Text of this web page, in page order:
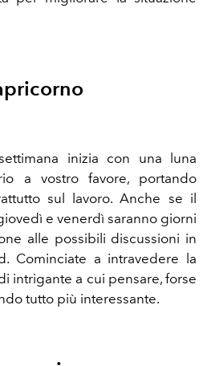
inizia con una luna
a vostro favore, portando
sul lavoro. Anche se il
e venerdì saranno giorni
alle possibili discussioni in
Cominciate a intravedere la
intrigante a cui pensare, forse
tutto più interessante.